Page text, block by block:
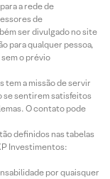
a rede de
de
ser divulgado no site
para qualquer pessoa,
o prévio
tem a missão de servir
se sentirem satisfeitos
O contato pode
definidos nas tabelas
Investimentos:
por quaisquer